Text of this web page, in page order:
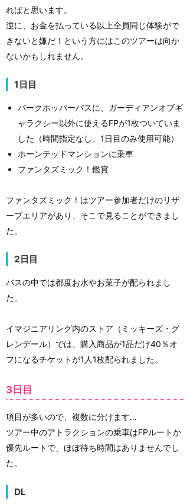
ればと思います。
逆に、お金を払っている以上全員同じ体験がで
きないと嫌だ！という方にはこのツアーは向か
ないかもしれません。
1日目
パークホッパーパスに、ガーディアンオブギ
ャラクシー以外に使えるFPが1枚ついていま
した（時間指定なし、1日目のみ使用可能）
ホーンテッドマンションに乗車
ファンタズミック！鑑賞
ファンタズミック！はツアー参加者だけのリザ
ーブエリアがあり、そこで見ることができまし
た。
2日目
バスの中では都度お水やお菓子が配られまし
た。
イマジニアリング内のストア（ミッキーズ・グ
レンデール）では、購入商品が1品だけ40％オ
フになるチケットが1人1枚配られました。
3日目
項目が多いので、複数に分けます…
ツアー中のアトラクションの乗車はFPルートか
優先ルートで、ほぼ待ち時間はありませんでし
た。
DL